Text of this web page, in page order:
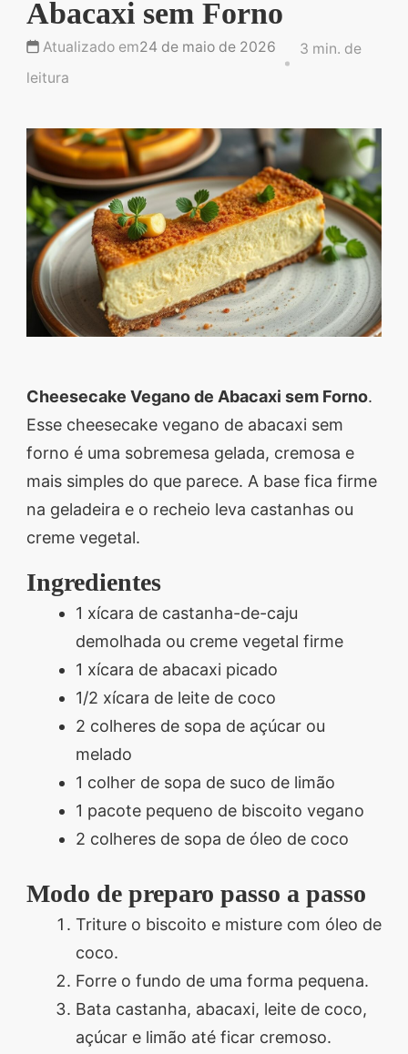
Descubra sobremesas
irresistíveis, refeições
saudáveis e práticas,
vida na cozinha. 🍰🥗
Quer aprender a fazer
um almoço delicioso,
um jantar especial ou
sobremesas de dar água
na boca? Nós temos
tudo o que você
culinárias incríveis,
segredos valiosos e
receitas rápidas e fáceis
que vão impressionar
todos ao seu redor.
agora mesmo!
Abacaxi sem Forno
Atualizado em24 de maio de 2026
3 min. de
leitura
Cheesecake Vegano de Abacaxi sem Forno.
Esse cheesecake vegano de abacaxi sem
forno é uma sobremesa gelada, cremosa e
mais simples do que parece. A base fica firme
na geladeira e o recheio leva castanhas ou
creme vegetal.
Ingredientes
1 xícara de castanha-de-caju
demolhada ou creme vegetal firme
1 xícara de abacaxi picado
1/2 xícara de leite de coco
2 colheres de sopa de açúcar ou
melado
1 colher de sopa de suco de limão
1 pacote pequeno de biscoito vegano
2 colheres de sopa de óleo de coco
Modo de preparo passo a passo
Triture o biscoito e misture com óleo de
coco.
Forre o fundo de uma forma pequena.
Bata castanha, abacaxi, leite de coco,
açúcar e limão até ficar cremoso.